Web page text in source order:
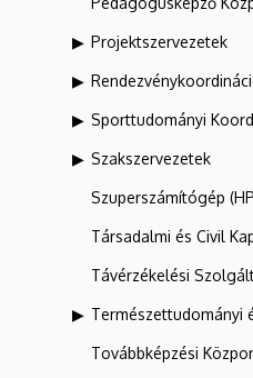
Projektszervezetek
Sporttudományi
Szakszervezetek
Szuperszámítógép
Társadalmi és Civil
Távérzékelési
Természettudományi
Továbbképzési